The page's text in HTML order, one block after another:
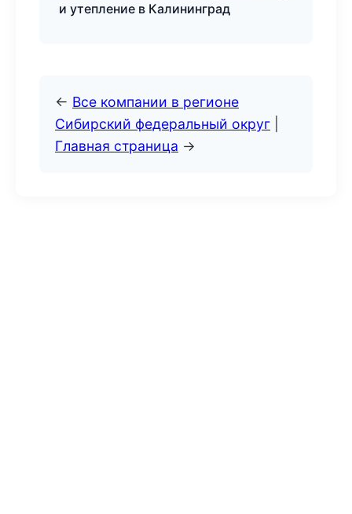
и утепление в Калининград
← Все компании в регионе
Сибирский федеральный округ
Главная страница →